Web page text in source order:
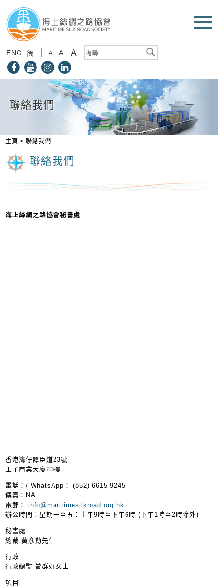
ENG 简 A A A
聯絡我們
主頁 >聯絡我們
聯絡我們
海上絲綢之路協會秘書處
香港灣仔譚臣道23號
壬子商業大廈23樓
電話：/ WhatsApp： (852) 6615 9245
傳真：NA
電郵：info@maritimesilkroad.org.hk
辦公時間：星期一至五：上午9時至下午6時 (下午1時至2時除外)
秘書處
總裁 黃彥勳先生
行政
行政總監 曾群好女士
項目